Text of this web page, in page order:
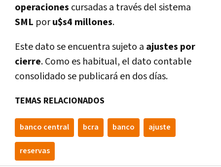
operaciones cursadas a través del sistema
SML poru$s4 millones.
Este dato se encuentra sujeto a ajustes por
cierre. Como es habitual, el dato contable
consolidado se publicará en dos dí­as.
TEMAS RELACIONADOS
banco central bcra banco ajuste
reservas